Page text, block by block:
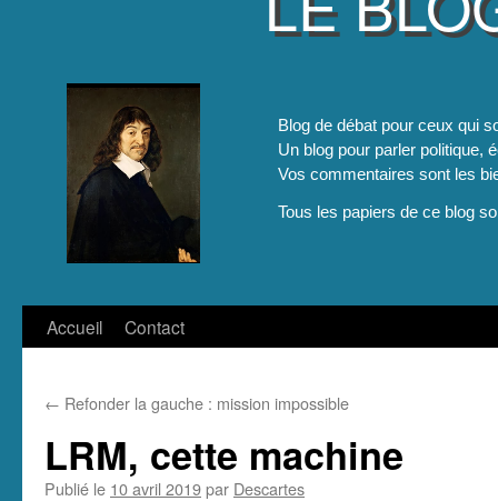
Blog de débat pour ceux qui
Un blog pour parler politique,
Vos commentaires sont les
Tous les papiers de ce blog
Aller
contenu
Accueil Contact
← Refonder la gauche : mission impossible
LRM, cette machine
Publié le 10 avril 2019par Descartes